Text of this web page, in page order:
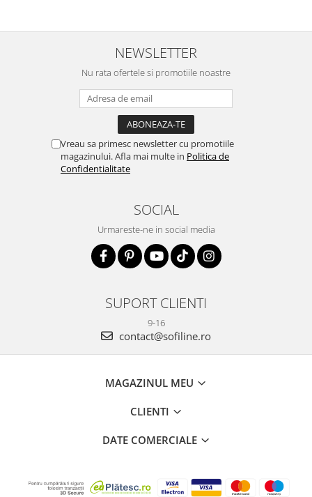
doua zi). RECOMAND SOFILINE!!!
NEWSLETTER
Nu rata ofertele si promotiile noastre
Vreau sa primesc newsletter cu promotiile
magazinului. Afla mai multe in Politica de
Confidentialitate
SOCIAL
Urmareste-ne in social media
SUPORT CLIENTI
9-16
contact@sofiline.ro
MAGAZINUL MEU
CLIENTI
DATE COMERCIALE